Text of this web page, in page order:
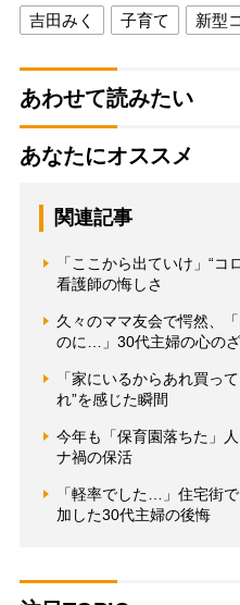
吉田みく 子育て 新型
あわせて読みたい
あなたにオススメ
関連記事
「ここから出ていけ」“
看護師の悔しさ
久々のママ友会で愕然、
のに…」30代主婦の心の
「家にいるからあれ買っ
れ”を感じた瞬間
今年も「保育園落ちた」
ナ禍の保活
「軽率でした…」住宅街
加した30代主婦の後悔